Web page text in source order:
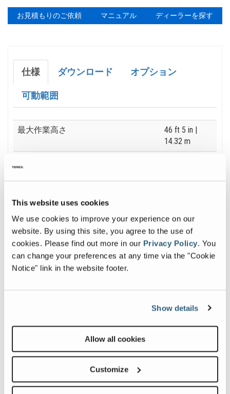
This website uses cookies
We use cookies to improve your experience on our
website. By using this site, you agree to the use of
cookies. Please find out more in our Privacy Policy. You
can change your preferences at any time via the "Cookie
Notice" link in the website footer.
Show details
Allow all cookies
Customize
お見積もりのご依頼 マニュアル ディーラーを探す
仕様 ダウンロード オプション
可動範囲
Specification
最大作業高さ 46 ft 5 in |
14.32 m
ザー拡張）
作業台荷重 500 lb| 227 kg
Previous
Image